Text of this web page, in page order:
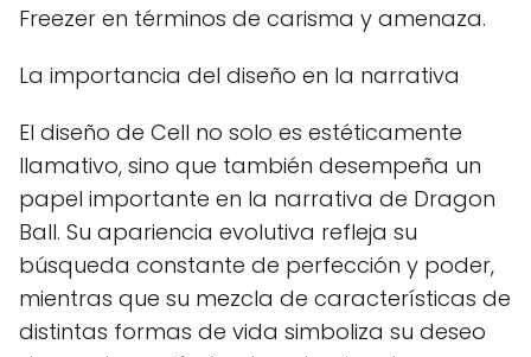
Freezer en términos de carisma y amenaza.
La importancia del diseño en la narrativa
El diseño de Cell no solo es estéticamente
llamativo, sino que también desempeña un
papel importante en la narrativa de Dragon
Ball. Su apariencia evolutiva refleja su
búsqueda constante de perfección y poder,
mientras que su mezcla de características de
distintas formas de vida simboliza su deseo